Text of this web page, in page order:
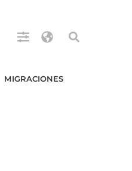
MIGRACIONES